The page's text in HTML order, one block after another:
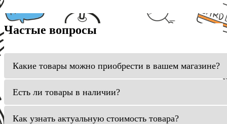
Частые вопросы
Какие товары можно приобрести в вашем магазине?
Есть ли товары в наличии?
Как узнать актуальную стоимость товара?